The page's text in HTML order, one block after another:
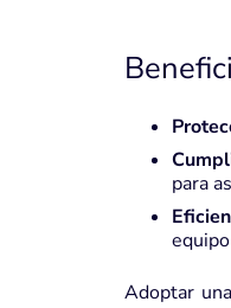
para
Adoptar